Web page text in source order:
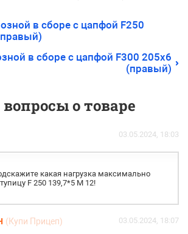
в сборе с цапфой F250
в сборе с цапфой F300 205х6
(правый)
о товаре
03.05.2024, 18:03
какая нагрузка максимально
F 250 139,7*5 M 12!
(Купи Прицеп) 03.05.2024, 18:07